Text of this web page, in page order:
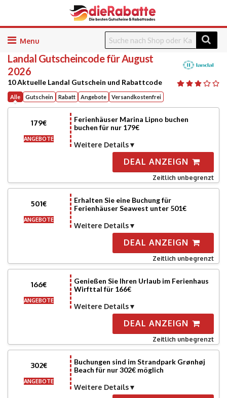
Skip
content
Landal Gutscheincode für August
2026
10 Aktuelle Landal Gutschein und Rabattcode
Alle Gutschein Rabatt Angebote Versandkostenfrei
179€
ANGEBOTE
Ferienhäuser Marina Lipno buchen
buchen für nur 179€
Weitere Details
DEAL ANZEIGN
Zeitlich unbegrenzt
501€
ANGEBOTE
Erhalten Sie eine Buchung für
Ferienhäuser Seawest unter 501€
Weitere Details
DEAL ANZEIGN
Zeitlich unbegrenzt
166€
ANGEBOTE
Genießen Sie Ihren Urlaub im Ferienhaus
Wirfttal für 166€
Weitere Details
DEAL ANZEIGN
Zeitlich unbegrenzt
302€
ANGEBOTE
Buchungen sind im Strandpark Grønhøj
Beach für nur 302€ möglich
Weitere Details